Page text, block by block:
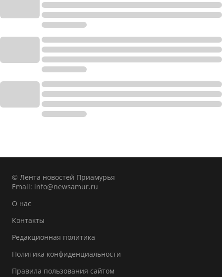
© Лента новостей Приамурья
Email: info@newsamur.ru
О нас
Контакты
Редакционная политика
Политика конфиденциальности
Правила пользования сайтом